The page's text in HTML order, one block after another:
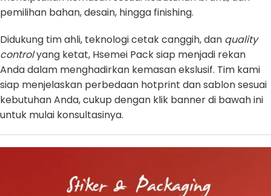
pemilihan bahan, desain, hingga finishing.
Didukung tim ahli, teknologi cetak canggih, dan quality
controlyang ketat, Hsemei Pack siap menjadi rekan
Anda dalam menghadirkan kemasan ekslusif. Tim kami
siap menjelaskan perbedaan hotprint dan sablon sesuai
kebutuhan Anda, cukup dengan klik banner di bawah ini
untuk mulai konsultasinya.